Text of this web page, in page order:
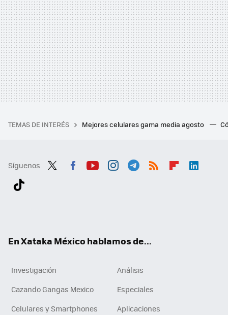
TEMAS DE INTERÉS Mejores celulares gama media agosto
Síguenos
En Xataka México hablamos de...
Investigación
Análisis
Cazando Gangas Mexico
Especiales
Celulares y Smartphones
Aplicaciones